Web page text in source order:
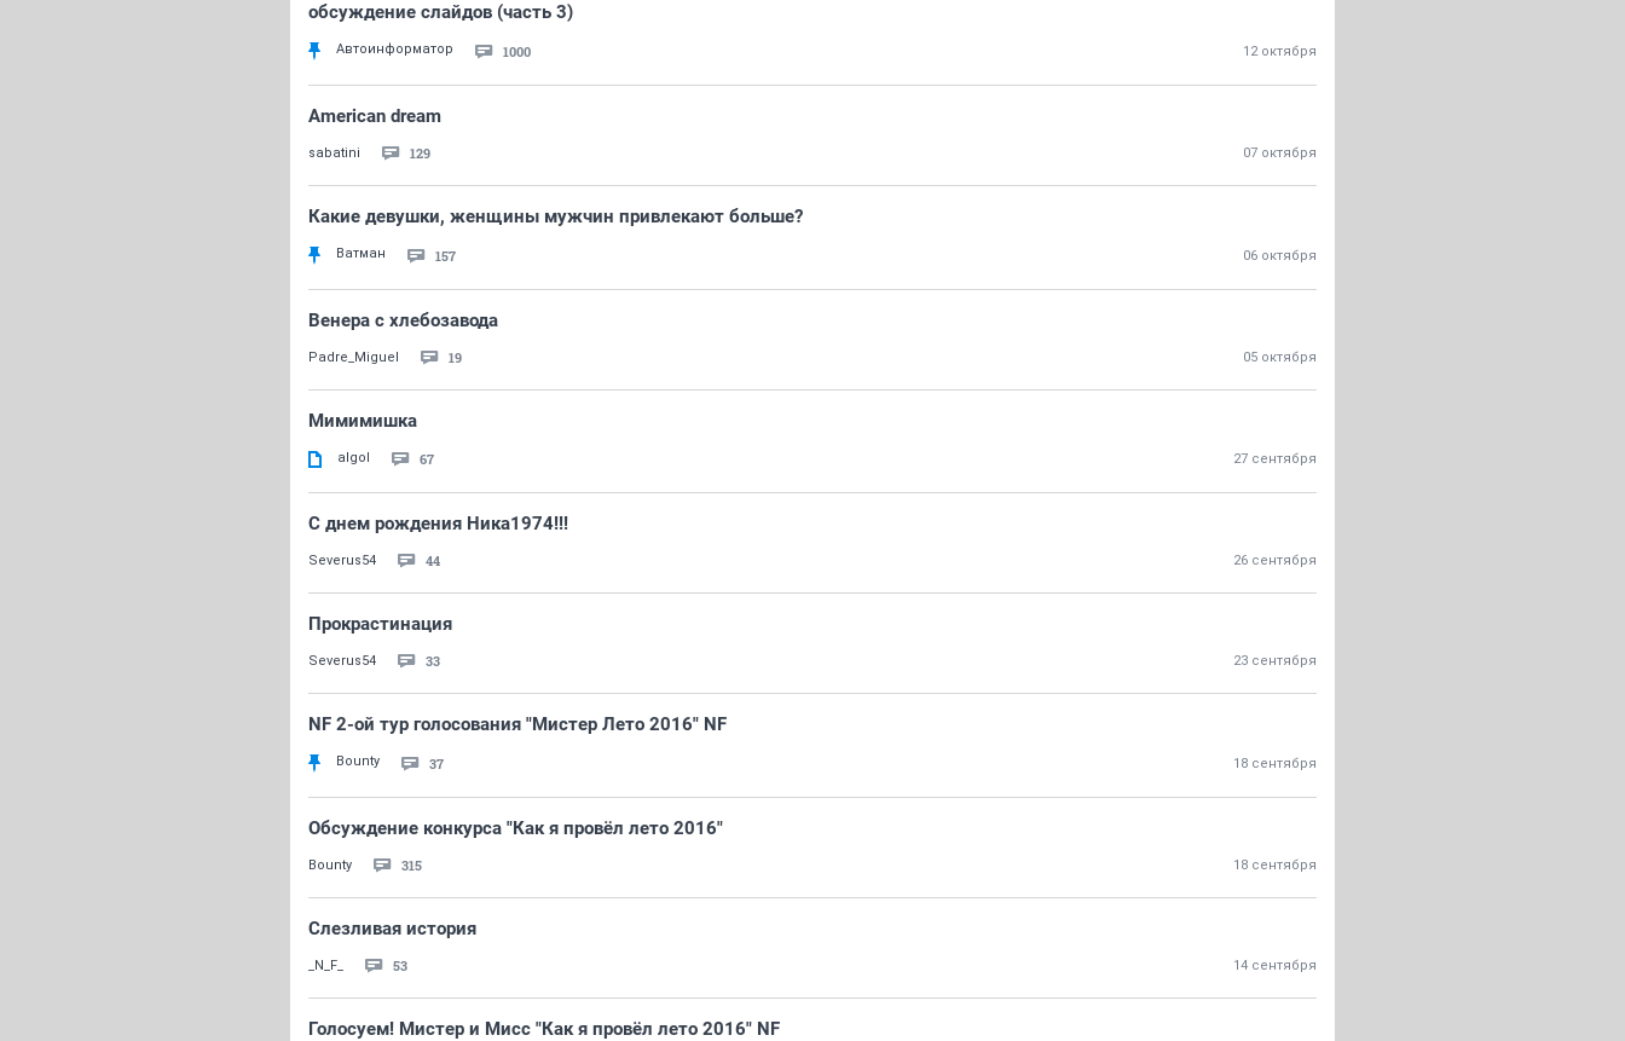
обсуждение слайдов (часть 3)
Автоинформатор 1000 12 октября
American dream
sabatini 129 07 октября
Какие девушки, женщины мужчин привлекают больше?
Ватман 157 06 октября
Венера с хлебозавода
Padre_Miguel 19 05 октября
Мимимишка
аlgоl 67 27 сентября
С днем рождения Ника1974!!!
Severus54 44 26 сентября
Прокрастинация
Severus54 33 23 сентября
NF 2-ой тур голосования "Мистер Лето 2016" NF
Bounty 37 18 сентября
Обсуждение конкурса "Как я провёл лето 2016"
Bounty 315 18 сентября
Слезливая история
_N_F_ 53 14 сентября
Голосуем! Мистер и Мисс "Как я провёл лето 2016" NF